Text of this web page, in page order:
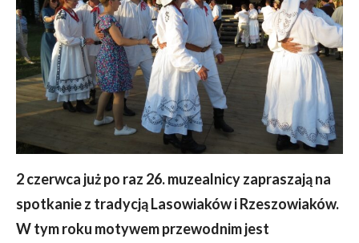
2 czerwca już po raz 26. muzealnicy zapraszają na
spotkanie z tradycją Lasowiaków i Rzeszowiaków.
W tym roku motywem przewodnim jest